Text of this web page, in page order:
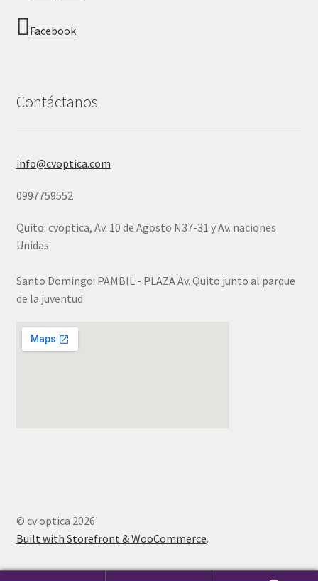
Facebook
Contáctanos
info@cvoptica.com
0997759552
Quito: cvoptica, Av. 10 de Agosto N37-31 y Av. naciones
Unidas
Santo Domingo: PAMBIL - PLAZA Av. Quito junto al parque
de la juventud
© cv optica 2026
Built with Storefront & WooCommerce.